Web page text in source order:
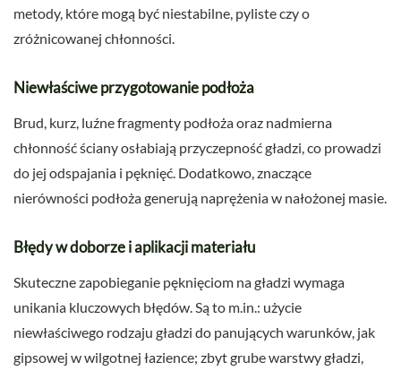
metody, które mogą być niestabilne, pyliste czy o
zróżnicowanej chłonności.
Niewłaściwe przygotowanie podłoża
Brud, kurz, luźne fragmenty podłoża oraz nadmierna
chłonność ściany osłabiają przyczepność gładzi, co prowadzi
do jej odspajania i pęknięć. Dodatkowo, znaczące
nierówności podłoża generują naprężenia w nałożonej masie.
Błędy w doborze i aplikacji materiału
Skuteczne zapobieganie pęknięciom na gładzi wymaga
unikania kluczowych błędów. Są to m.in.: użycie
niewłaściwego rodzaju gładzi do panujących warunków, jak
gipsowej w wilgotnej łazience; zbyt grube warstwy gładzi,